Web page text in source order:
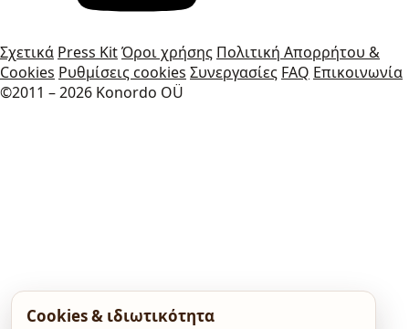
Σχετικά Press KitΌροι χρήσης Πολιτική Απορρήτου &
Cookies Ρυθμίσεις cookies Συνεργασίες FAQ Επικοινωνία
©2011 – 2026 Konordo OÜ
Cookies & ιδιωτικότητα